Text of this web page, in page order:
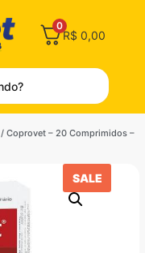
0
R$ 0,00
/ Coprovet – 20 Comprimidos –
SALE